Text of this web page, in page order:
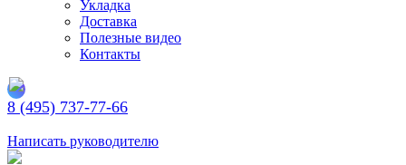
Укладка
Доставка
Полезные видео
Контакты
8 (495) 737-77-66
Написать руководителю